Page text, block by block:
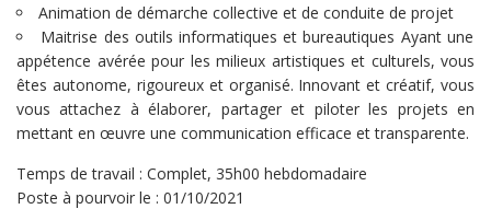
Animation de démarche collective et de conduite de projet
Maitrise des outils informatiques et bureautiques Ayant une
appétence avérée pour les milieux artistiques et culturels, vous
êtes autonome, rigoureux et organisé. Innovant et créatif, vous
vous attachez à élaborer, partager et piloter les projets en
mettant en œuvre une communication efficace et transparente.
Temps de travail : Complet, 35h00 hebdomadaire
Poste à pourvoir le : 01/10/2021